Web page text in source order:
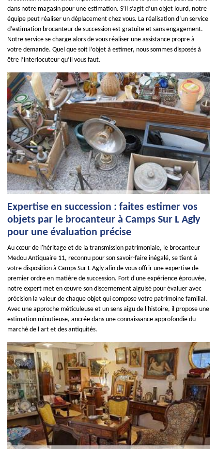
dans notre magasin pour une estimation. S’il s’agit d’un objet lourd, notre
équipe peut réaliser un déplacement chez vous. La réalisation d’un service
d’estimation brocanteur de succession est gratuite et sans engagement.
Notre service se charge alors de vous réaliser une assistance propre à
votre demande. Quel que soit l’objet à estimer, nous sommes disposés à
être l’interlocuteur qu’il vous faut.
Expertise en succession : faites estimer vos
objets par le brocanteur à Camps Sur L Agly
pour une évaluation précise
Au cœur de l'héritage et de la transmission patrimoniale, le brocanteur
Medou Antiquaire 11, reconnu pour son savoir-faire inégalé, se tient à
votre disposition à Camps Sur L Agly afin de vous offrir une expertise de
premier ordre en matière de succession. Fort d'une expérience éprouvée,
notre expert met en œuvre son discernement aiguisé pour évaluer avec
précision la valeur de chaque objet qui compose votre patrimoine familial.
Avec une approche méticuleuse et un sens aigu de l'histoire, il propose une
estimation minutieuse, ancrée dans une connaissance approfondie du
marché de l'art et des antiquités.